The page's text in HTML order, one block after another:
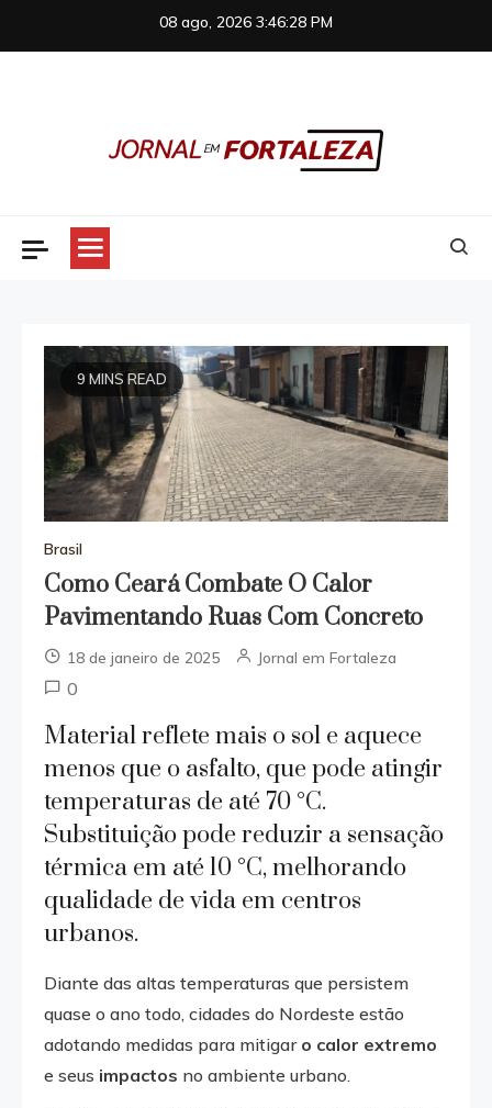
08 ago, 2026 3:46:29 PM
9 MINS READ
Brasil
Como Ceará Combate O Calor
Pavimentando Ruas Com Concreto
18 de janeiro de 2025 Jornal em Fortaleza
0
Material reflete mais o sol e aquece
menos que o asfalto, que pode atingir
temperaturas de até 70 °C.
Substituição pode reduzir a sensação
térmica em até 10 °C, melhorando
qualidade de vida em centros
urbanos.
Diante das altas temperaturas que persistem
quase o ano todo, cidades do Nordeste estão
adotando medidas para mitigar o calor extremo
e seus impactos no ambiente urbano.